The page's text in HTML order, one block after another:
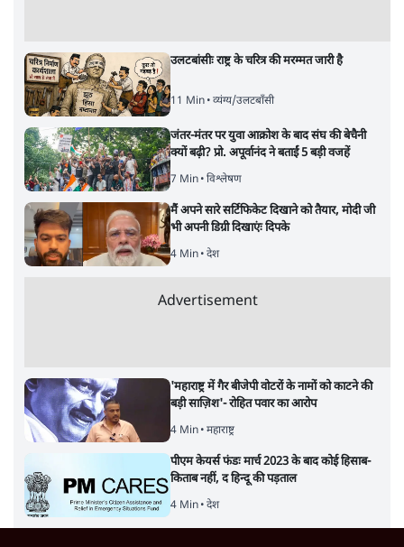
उलटबांसीः राष्ट्र के चरित्र की मरम्मत जारी है
11 Min• व्यंग्य/उलटबाँसी
जंतर-मंतर पर युवा आक्रोश के बाद संघ की बेचैनी
क्यों बढ़ी? प्रो. अपूर्वानंद ने बताईं 5 बड़ी वजहें
7 Min• विश्लेषण
मैं अपने सारे सर्टिफिकेट दिखाने को तैयार, मोदी जी
भी अपनी डिग्री दिखाएंः दिपके
4 Min• देश
Advertisement
'महाराष्ट्र में गैर बीजेपी वोटरों के नामों को काटने की
बड़ी साज़िश'- रोहित पवार का आरोप
4 Min• महाराष्ट्र
पीएम केयर्स फंडः मार्च 2023 के बाद कोई हिसाब-
किताब नहीं, द हिन्दू की पड़ताल
4 Min• देश